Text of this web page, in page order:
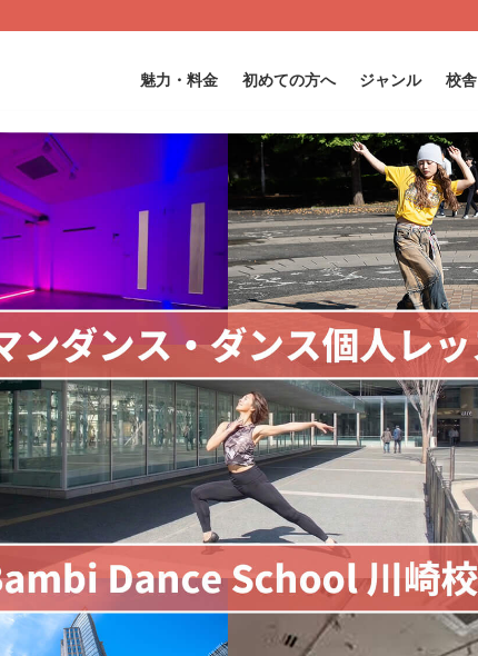
魅力・料金 初めての方へ ジャンル 校舎